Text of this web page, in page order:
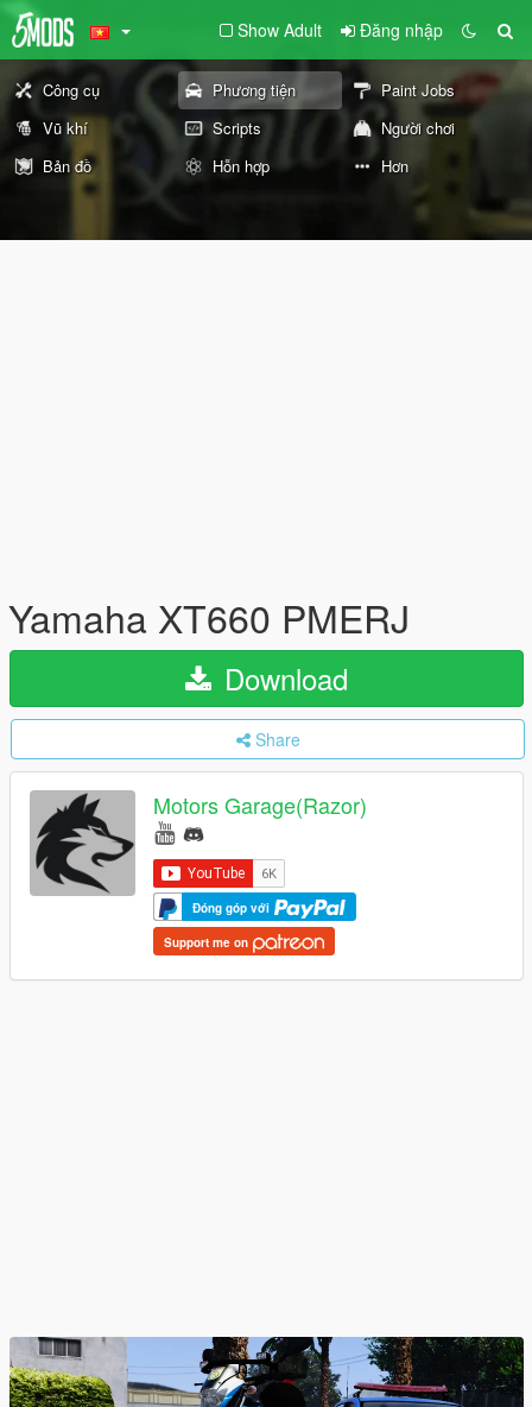
Show Adult Đăng nhập
Công cụ Phương tiện
Paint Jobs
Vũ khí
Scripts
Người chơi
Bản đồ
Hỗn hợp Hơn
Yamaha XT660 PMERJ
Download
Share
Motors Garage(Razor)
Đóng góp với
Support me on